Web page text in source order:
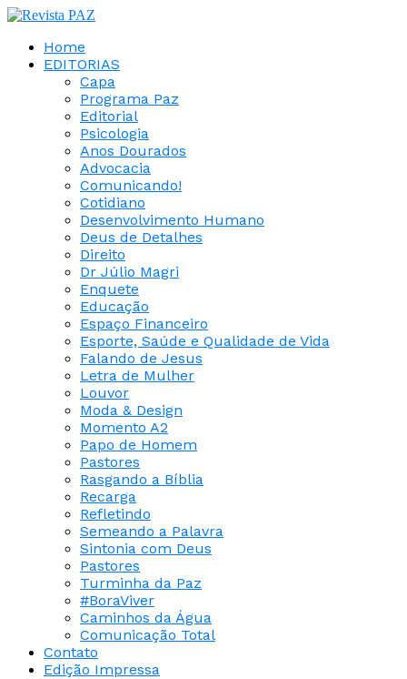
Home
EDITORIAS
Capa
Programa Paz
Editorial
Psicologia
Anos Dourados
Advocacia
Comunicando!
Cotidiano
Desenvolvimento Humano
Deus de Detalhes
Direito
Dr Júlio Magri
Enquete
Educação
Espaço Financeiro
Esporte, Saúde e Qualidade de Vida
Falando de Jesus
Letra de Mulher
Louvor
Moda & Design
Momento A2
Papo de Homem
Pastores
Rasgando a Bíblia
Recarga
Refletindo
Semeando a Palavra
Sintonia com Deus
Pastores
Turminha da Paz
#BoraViver
Caminhos da Água
Comunicação Total
Contato
Edição Impressa